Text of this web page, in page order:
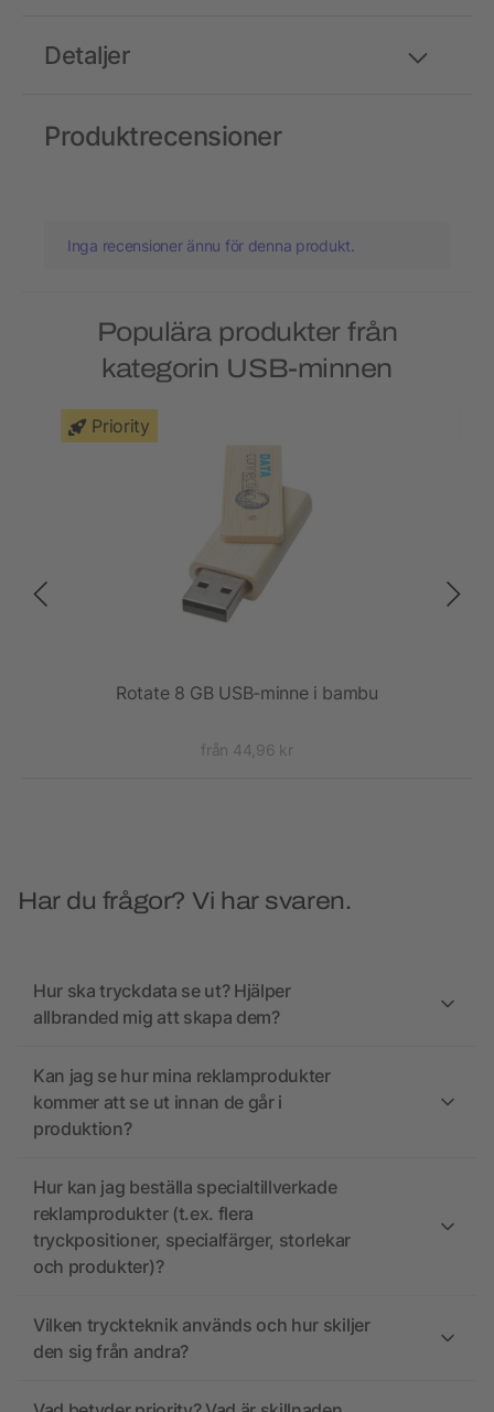
Detaljer
Produktrecensioner
Inga recensioner ännu för denna produkt.
Populära produkter från
kategorin USB-minnen
Priority
Rotate 8 GB USB-minne i bambu
från 44,96 kr
Har du frågor? Vi har svaren.
Hur ska tryckdata se ut? Hjälper
allbranded mig att skapa dem?
Kan jag se hur mina reklamprodukter
kommer att se ut innan de går i
produktion?
Hur kan jag beställa specialtillverkade
reklamprodukter (t.ex. flera
tryckpositioner, specialfärger, storlekar
och produkter)?
Vilken tryckteknik används och hur skiljer
den sig från andra?